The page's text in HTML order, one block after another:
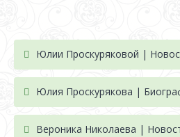
Юлии Проскуряковой |
Юлия Проскурякова |
Вероника Николаева |